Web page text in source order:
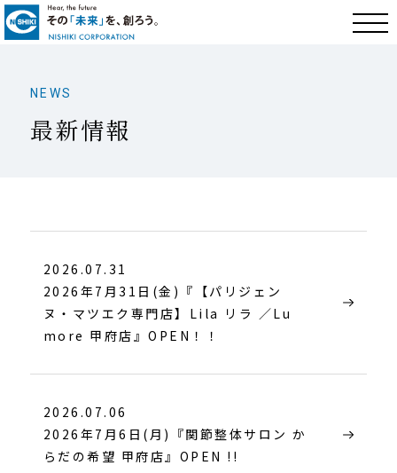
NEWS
最新情報
2026.07.31
2026年7月31日(金)『【パリジェン
ヌ・マツエク専門店】Lila リラ ／Lu
more 甲府店』OPEN！！
2026.07.06
2026年7月6日(月)『関節整体サロン か
らだの希望 甲府店』OPEN !!